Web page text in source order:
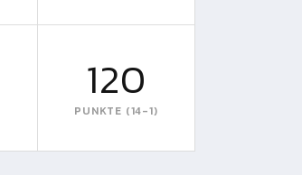
120
PUNKTE (14-1)